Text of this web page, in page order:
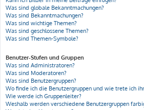
Was sind globale Bekanntmachungen?
Was sind Bekanntmachungen?
Was sind wichtige Themen?
Was sind geschlossene Themen?
Was sind Themen-Symbole?
Benutzer-Stufen und Gruppen
Was sind Administratoren?
Was sind Moderatoren?
Was sind Benutzergruppen?
Wo finde ich die Benutzergruppen und wie trete ich
Wie werde ich Gruppenleiter?
Weshalb werden verschiedene Benutzergruppen